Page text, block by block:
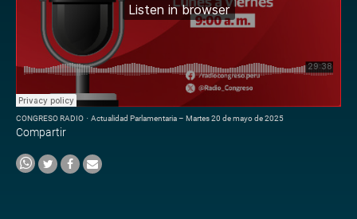
CONGRESO RADIO · Actualidad Parlamentaria – Martes 20 de mayo de 2025
Compartir